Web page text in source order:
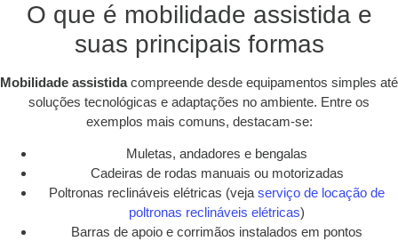
O que é mobilidade assistida e
suas principais formas
Mobilidade assistidacompreende desde equipamentos simples até
soluções tecnológicas e adaptações no ambiente. Entre os
exemplos mais comuns, destacam-se:
Muletas, andadores e bengalas
Cadeiras de rodas manuais ou motorizadas
Poltronas reclináveis elétricas (veja serviço de locação de
poltronas reclináveis elétricas)
Barras de apoio e corrimãos instalados em pontos